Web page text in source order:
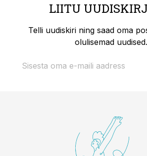
LIITU
Telli uudiskiri ning saad oma
olulisemad uudised.